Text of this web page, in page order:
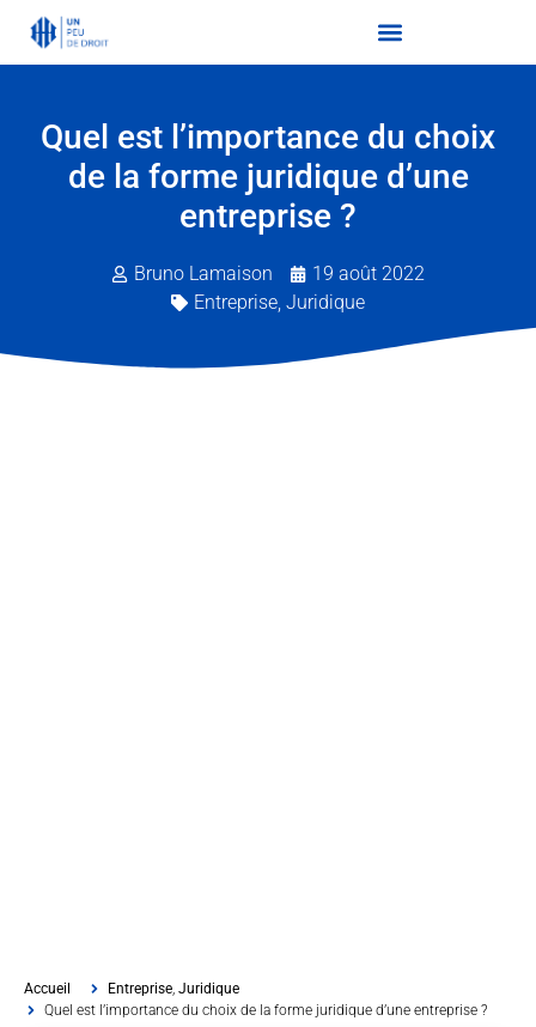
Quel est l’importance du choix
de la forme juridique d’une
entreprise ?
Bruno Lamaison
19 août 2022
Entreprise, Juridique
Accueil Entreprise, Juridique
Quel est l’importance du choix de la forme juridique d’une entreprise ?